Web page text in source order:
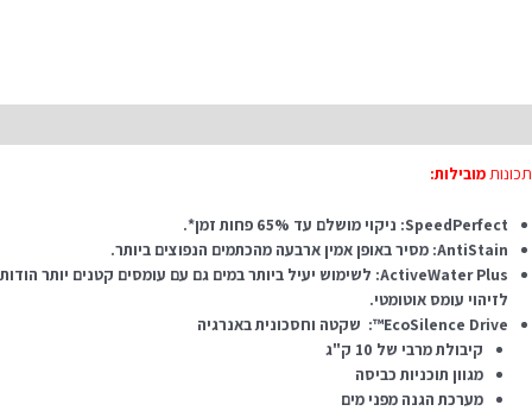
מובילות:
SpeedPerfect: ניקוי מושלם עד 65% פחות זמן*.
AntiStain: מסיר באופן אמין ארבעה מהכתמים הנפוצים ביותר.
ActiveWater Plus: לשימוש יעיל ביותר במים גם עם עומסים קטנים יותר הודות
לזיהוי עומס אוטומטי.
EcoSilence Drive™: שקטה וחסכונית באנרגיה
קיבולת מרבי של 10 ק"ג
מגוון תוכניות כביסה
מערכת הגנה מפני מים